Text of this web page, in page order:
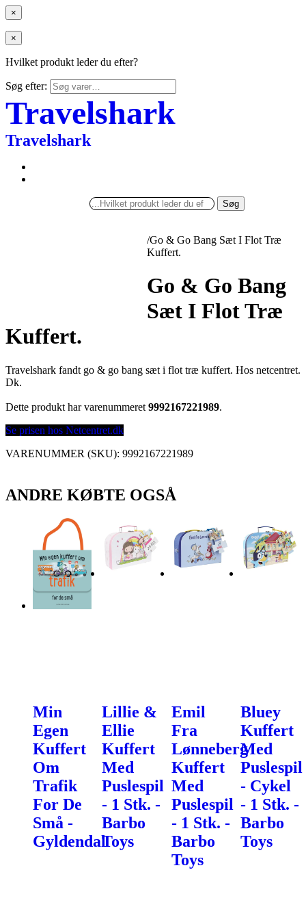
×
×
Hvilket produkt leder du efter?
Søg efter:
Travelshark
Travelshark
Søg
/Go & Go Bang Sæt I Flot Træ
Kuffert.
Go & Go Bang
Sæt I Flot Træ
Kuffert.
Travelshark fandt go & go bang sæt i flot træ kuffert. Hos netcentret.
Dk.
Dette produkt har varenummeret 9992167221989.
Se prisen hos Netcentret.dk
VARENUMMER (SKU): 9992167221989
ANDRE KØBTE OGSÅ
Min
Egen
Kuffert
Om
Trafik
For De
Små -
Gyldendal
Lillie &
Ellie
Kuffert
Med
Puslespil
- 1 Stk. -
Barbo
Toys
Emil
Fra
Lønneberg
Kuffert
Med
Puslespil
- 1 Stk. -
Barbo
Toys
Bluey
Kuffert
Med
Puslespil
- Cykel
- 1 Stk. -
Barbo
Toys